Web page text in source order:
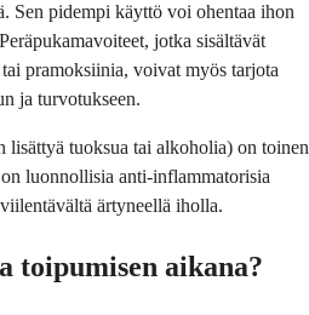
Sen pidempi käyttö voi ohentaa ihon
jotka sisältävät
pramoksiinia, voivat myös tarjota
ja turvotukseen.
lisättyä tuoksua tai alkoholia) on toinen
luonnollisia anti-inflammatorisia
ärtyneellä iholla.
toipumisen aikana?